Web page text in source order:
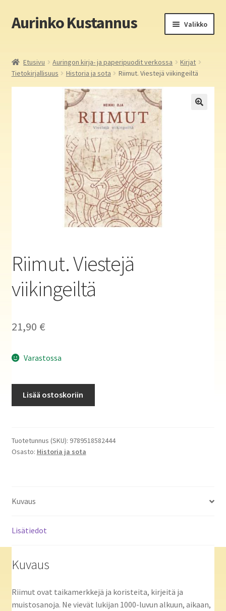
Siirry
navigointiin
Siirry
sisältöön
Aurinko Kustannus Valikko
Yritys
Aurinko Kustannus: kirjat
Auringon kirja- ja paperipuodit verkossa
Etusivu Auringon kirja- ja paperipuodit verkossa
Kirjat
Tietokirjallisuus
Historia ja sota Riimut. Viestejä viikingeiltä
Riimut. Viestejä
viikingeiltä
21,90 €
Varastossa
Lisää ostoskoriin
Tuotetunnus (SKU): 9789518582444
Osasto: Historia ja sota
Kuvaus
Lisätiedot
Kuvaus
Riimut ovat taikamerkkejä ja koristeita, kirjeitä ja
muistosanoja. Ne vievät lukijan 1000-luvun alkuun, aikaan,